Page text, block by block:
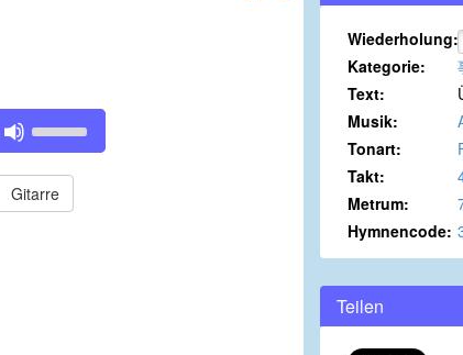
Up/Down
to
Gitarre
Wiederholung:
Kategorie:
Text:
Musik:
Tonart:
Takt:
Metrum:
Hymnencode:
Teilen